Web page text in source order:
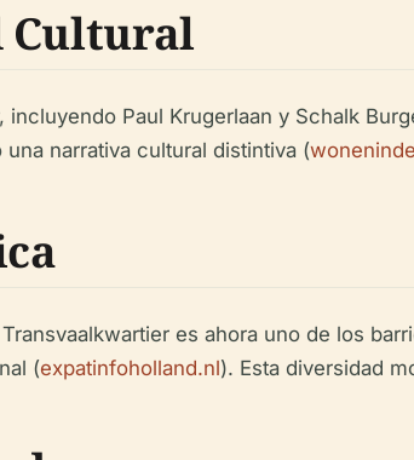
Cultural
Paul Krugerlaan y Schalk
narrativa cultural distintiva (
es ahora uno de los
(expatinfoholland.nl). Esta diversidad